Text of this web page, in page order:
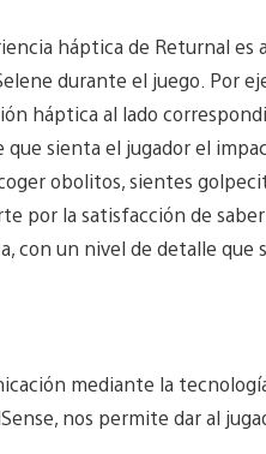
háptica de Returnal
durante el juego. Por
háptica al lado
sienta el jugador el
obolitos, sientes
por la satisfacción de
con un nivel de detalle que
mediante la
nos permite dar al